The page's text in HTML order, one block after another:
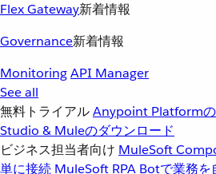
Flex Gateway新着情報
Governance新着情報
MonitoringAPI Manager
See all
無料トライアルAnypoint Platformの
Studio & Muleのダウンロード
ビジネス担当者向け MuleSoft
単に接続 MuleSoft RPA Botで業務を